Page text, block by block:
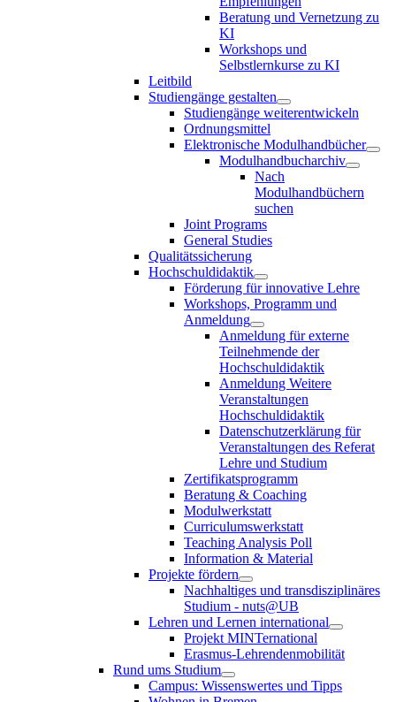
Beratung und Vernetzung zu
KI
Workshops und
Selbstlernkurse zu KI
Leitbild
Studiengänge gestalten
Studiengänge weiterentwickeln
Ordnungsmittel
Elektronische Modulhandbücher
Modulhandbucharchiv
Nach
Modulhandbüchern
suchen
Joint Programs
General Studies
Qualitätssicherung
Hochschuldidaktik
Förderung für innovative Lehre
Workshops, Programm und
Anmeldung
Anmeldung für externe
Teilnehmende der
Hochschuldidaktik
Anmeldung Weitere
Veranstaltungen
Hochschuldidaktik
Datenschutzerklärung für
Veranstaltungen des Referat
Lehre und Studium
Zertifikatsprogramm
Beratung & Coaching
Modulwerkstatt
Curriculumswerkstatt
Teaching Analysis Poll
Information & Material
Projekte fördern
Nachhaltiges und transdisziplinäres
Studium - nuts@UB
Lehren und Lernen international
Projekt MINTernational
Erasmus-Lehrendenmobilität
Rund ums Studium
Campus: Wissenswertes und Tipps